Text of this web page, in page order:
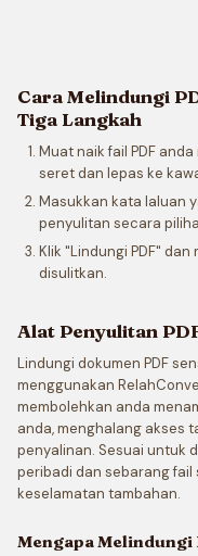
Cara Melindungi
Tiga Langkah
Muat naik fail PDF
seret dan lepas ke
Masukkan kata laluan
penyulitan secara
Klik "Lindungi PDF"
disulitkan.
Alat Penyulitan
Lindungi dokumen PDF
menggunakan
membolehkan anda
anda, menghalang akses
penyalinan. Sesuai untuk
peribadi dan sebarang fail
keselamatan tambahan.
Mengapa Melindungi